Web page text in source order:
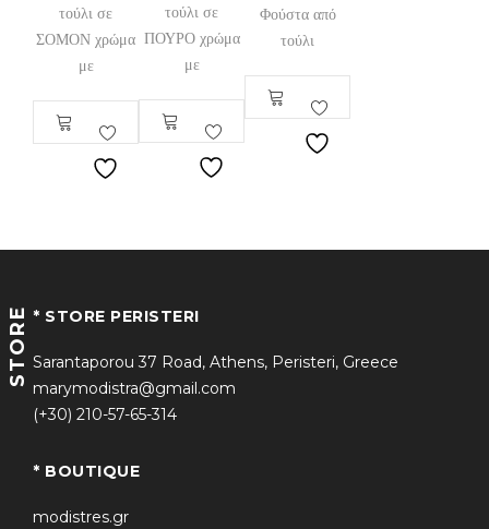
τούλι σε
ΣΟΜΟΝ χρώμα
με
τούλι σε
ΠΟΥΡΟ χρώμα
με
Φούστα από
τούλι
STORE * STORE PERISTERI
Sarantaporou 37 Road, Athens, Peristeri, Greece
marymodistra@gmail.com
(+30) 210-57-65-314
* BOUTIQUE
modistres.gr